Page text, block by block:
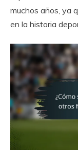
muchos años, ya
en la historia